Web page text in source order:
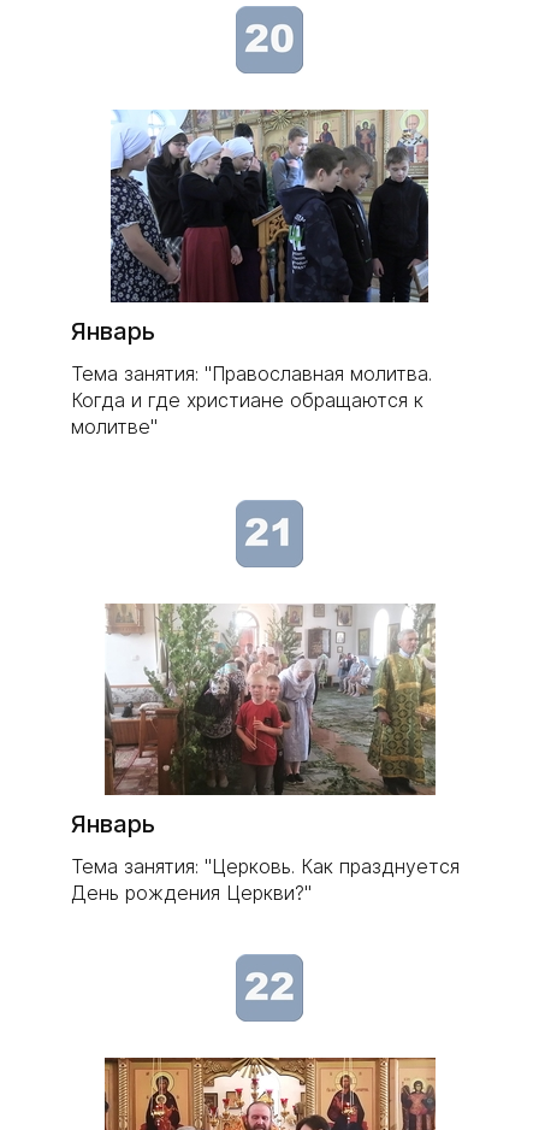
Январь
Тема занятия: "Православная молитва.
Когда и где христиане обращаются к
молитве"
Январь
Тема занятия: "Церковь. Как празднуется
День рождения Церкви?"